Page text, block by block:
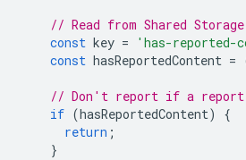
// Read from Shared Storage
const key = 'has-reported-
const hasReportedContent =
// Don't report if a report
if (hasReportedContent)
{
return ;
}